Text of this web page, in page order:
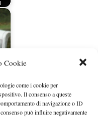
Cookie
come i cookie per
Il consenso a queste
di navigazione o ID
può influire negativamente